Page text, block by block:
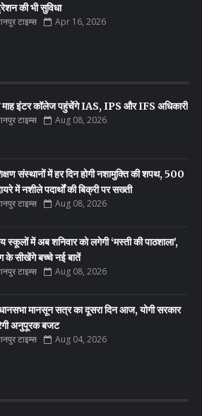
की भी सुविधा
टाइम्स Apr 16, 2026
इंटर कॉलेज पहुंचेंगे IAS, IPS और IFS अधिकारी
टाइम्स Aug 08, 2026
संस्थानों में हर दिन होगी नशामुक्ति की शपथ, 500
में नशीले पदार्थों की बिक्री पर सख्ती
टाइम्स Aug 08, 2026
स्कूलों में अब शनिवार को लगेगी ‘मस्ती की पाठशाला’,
के सीखेंगे बच्चे नई बातें
टाइम्स Aug 08, 2026
मानसून सत्र का दूसरा दिन आज, योगी सरकार
अनुपूरक बजट
टाइम्स Aug 04, 2026